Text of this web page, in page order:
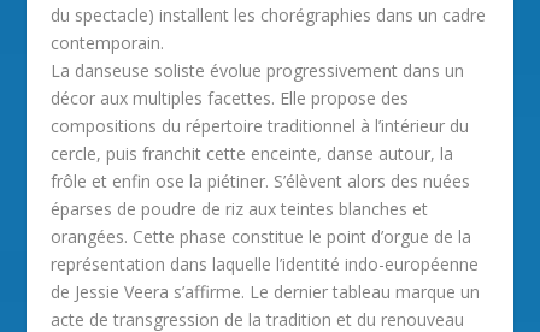
du spectacle) installent les chorégraphies dans un cadre
contemporain.
La danseuse soliste évolue progressivement dans un
décor aux multiples facettes. Elle propose des
compositions du répertoire traditionnel à l’intérieur du
cercle, puis franchit cette enceinte, danse autour, la
frôle et enfin ose la piétiner. S’élèvent alors des nuées
éparses de poudre de riz aux teintes blanches et
orangées. Cette phase constitue le point d’orgue de la
représentation dans laquelle l’identité indo-européenne
de Jessie Veera s’affirme. Le dernier tableau marque un
acte de transgression de la tradition et du renouveau